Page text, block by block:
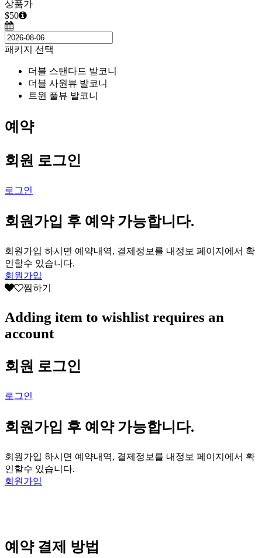
상품가
$50
패키지 선택
더블 스탠다드 발코니
더블 사원뷰 발코니
트윈 풀뷰 발코니
예약
회원 로그인
로그인
회원가입 후 예약 가능합니다.
회원가입 하시면 예약내역, 결제정보를 내정보 페이지에서 확
인할수 있습니다.
회원가입
찜하기
Adding item to wishlist requires an
account
회원 로그인
로그인
회원가입 후 예약 가능합니다.
회원가입 하시면 예약내역, 결제정보를 내정보 페이지에서 확
인할수 있습니다.
회원가입
예약 결제 방법